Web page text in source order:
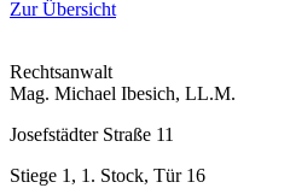
Zur Übersicht
Rechtsanwalt
Mag. Michael Ibesich, LL.M.
Josefstädter Straße 11
Stiege 1, 1. Stock, Tür 16